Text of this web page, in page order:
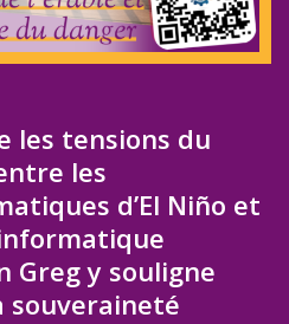
les tensions du
les
d’El Niño et
Greg y souligne
souveraineté